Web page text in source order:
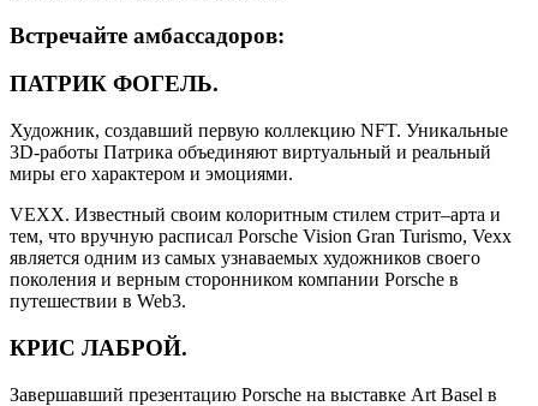
Встречайте амбассадоров:
ПАТРИК ФОГЕЛЬ.
Художник, создавший первую коллекцию NFT. Уникальные
3D-работы Патрика объединяют виртуальный и реальный
миры его характером и эмоциями.
VEXX. Известный своим колоритным стилем стрит–арта и
тем, что вручную расписал Porsche Vision Gran Turismo, Vexx
является одним из самых узнаваемых художников своего
поколения и верным сторонником компании Porsche в
путешествии в Web3.
КРИС ЛАБРОЙ.
Завершавший презентацию Porsche на выставке Art Basel в